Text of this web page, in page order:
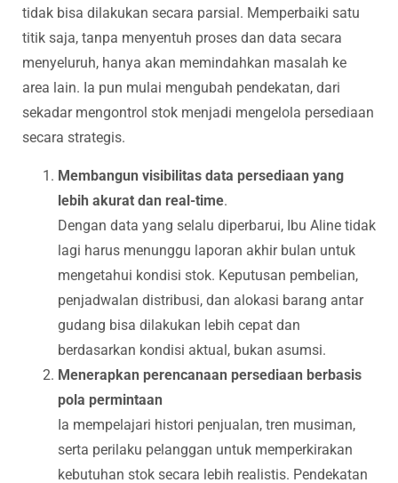
tidak bisa dilakukan secara parsial. Memperbaiki satu
titik saja, tanpa menyentuh proses dan data secara
menyeluruh, hanya akan memindahkan masalah ke
area lain. Ia pun mulai mengubah pendekatan, dari
sekadar mengontrol stok menjadi mengelola persediaan
secara strategis.
Membangun visibilitas data persediaan yang
lebih akurat dan real-time.
Dengan data yang selalu diperbarui, Ibu Aline tidak
lagi harus menunggu laporan akhir bulan untuk
mengetahui kondisi stok. Keputusan pembelian,
penjadwalan distribusi, dan alokasi barang antar
gudang bisa dilakukan lebih cepat dan
berdasarkan kondisi aktual, bukan asumsi.
Menerapkan perencanaan persediaan berbasis
pola permintaan
Ia mempelajari histori penjualan, tren musiman,
serta perilaku pelanggan untuk memperkirakan
kebutuhan stok secara lebih realistis. Pendekatan